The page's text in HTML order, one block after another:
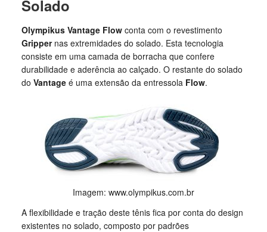
Solado
Olympikus Vantage Flow conta com o revestimento
Gripper nas extremidades do solado. Esta tecnologia
consiste em uma camada de borracha que confere
durabilidade e aderência ao calçado. O restante do solado
do Vantageé uma extensão da entressola Flow.
Imagem: www.olympikus.com.br
A flexibilidade e tração deste tênis fica por conta do design
existentes no solado, composto por padrões